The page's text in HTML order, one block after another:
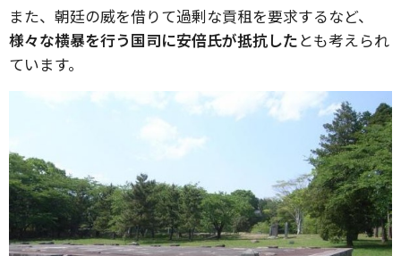
また、朝廷の威を借りて過剰な貢租を要求するなど、
様々な横暴を行う国司に安倍氏が抵抗したとも考えられ
ています。